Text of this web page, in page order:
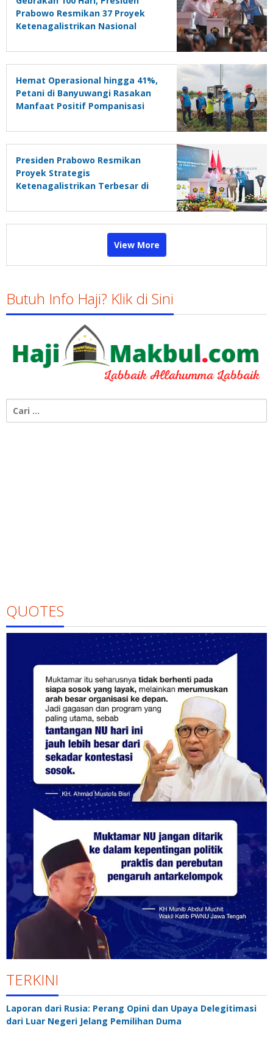
Prabowo Resmikan 37 Proyek
Ketenagalistrikan Nasional
Target Pertumbuhan Ekonomi 8
Persen
Hemat Operasional hingga 41%,
Petani di Banyuwangi Rasakan
Manfaat Positif Pompanisasi
Presiden Prabowo Resmikan
Proyek Strategis
Ketenagalistrikan Terbesar di
View More
Butuh Info Haji? Klik di Sini
untuk:
QUOTES
TERKINI
Laporan dari Rusia: Perang Opini dan Upaya Delegitimasi
dari Luar Negeri Jelang Pemilihan Duma